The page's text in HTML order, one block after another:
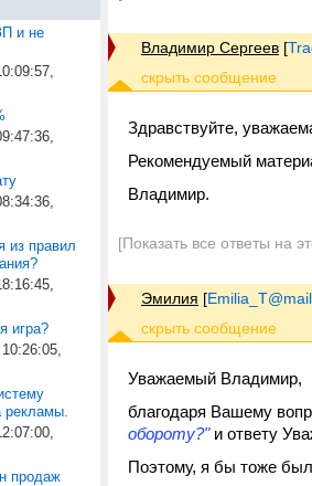
и не
из правил
игра?
рекламы.
продаж
Владимир Сергеев [
Здравствуйте,
Рекомендуемый
Владимир.
[Показать все ответы на
Эмилия [
Уважаемый Владимир,
благодаря Вашему
обороту?" и ответу
Поэтому, я бы тоже